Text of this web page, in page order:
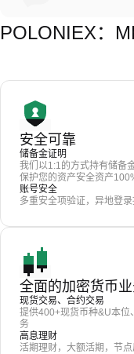
POLONIEX：
安全可靠
储备金证明
我们以1:1的方式持有储备
保护您的资产安全资产
账号安全
多重安全项验证，异地登
全面的加密货币
现货交易、合约交易
提供400+现货币种&U本位
务
高息理财
活期理财，大额活期，节